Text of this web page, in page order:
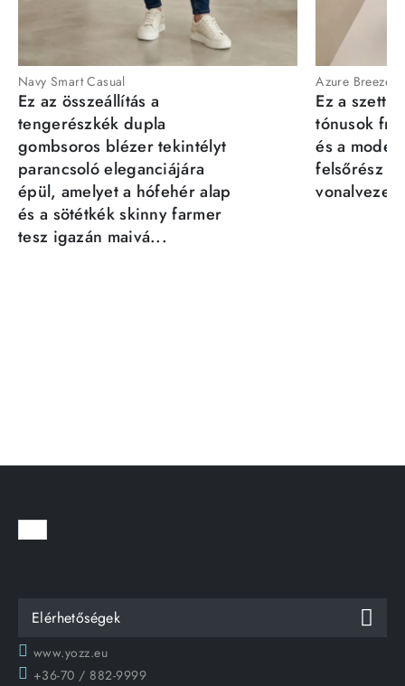
Navy Smart Casual
Ez az összeállítás a
tengerészkék dupla
gombsoros blézer tekintélyt
parancsoló eleganciájára
épül, amelyet a hófehér alap
és a sötétkék skinny farmer
tesz igazán maivá...
Azure Breeze
Ez a szett
tónusok
és a
felsőrész
Elérhetőségek
www.yozz.eu
+36-70 / 882-9999